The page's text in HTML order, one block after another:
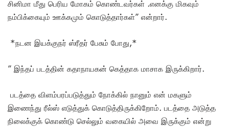
சினிமா மீது பெரிய மோகம் கொண்டவர்கள் .எனக்கு மிகவும்
நம்பிக்கையும் ஊக்கமும் கொடுத்தார்கள்” என்றார்.
*நடன இயக்குநர் ஸ்ரீதர் பேசும் போது,*
” இந்தப் படத்தின் கதாநாயகன் கெத்தாக மாசாக இருக்கிறார்.
படத்தை விளம்பரப்படுத்தும் நோக்கில் நானும் என் மகளும்
இணைந்து ரீல்ஸ் எடுத்துக் கொடுத்திருக்கிறோம். படத்தை அடுத்த
நிலைக்குக் கொண்டு செல்லும் வகையில் அவை இருக்கும் என்று